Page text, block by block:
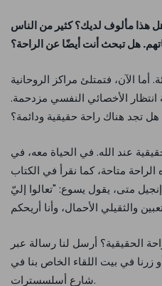
هل هذا مألوف لديك؟ كثير من الناس
هل تبحث أنت أيضًا عن الراحة؟
الآن، فتمتلئ مراكز الروحانية
انتظار الأخصائي النفسي مزدحمة.
تجد هناك راحة حقيقية ودائمة؟
عند الله. في الحياة معه، في
متاحة، كما نقرأ في الكتاب
متى، يقول يسوع: "تعالوا إليّ
الحقيقية؟ أرسل لنا رسالة عبر
زرنا في بيت اللقاء الخاص بنا في
شارع أسلسسترات.